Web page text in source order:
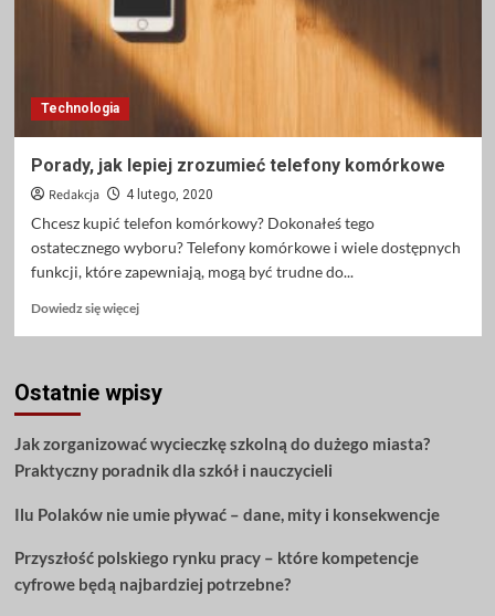
Technologia
Porady, jak lepiej zrozumieć telefony komórkowe
Redakcja 4 lutego, 2020
Chcesz kupić telefon komórkowy? Dokonałeś tego
ostatecznego wyboru? Telefony komórkowe i wiele dostępnych
funkcji, które zapewniają, mogą być trudne do...
Dowiedz się więcejDowiedz
Porady,
jak
zrozumieć
telefony
Ostatnie wpisy
Jak zorganizować wycieczkę szkolną do dużego miasta?
Praktyczny poradnik dla szkół i nauczycieli
Ilu Polaków nie umie pływać – dane, mity i konsekwencje
Przyszłość polskiego rynku pracy – które kompetencje
cyfrowe będą najbardziej potrzebne?